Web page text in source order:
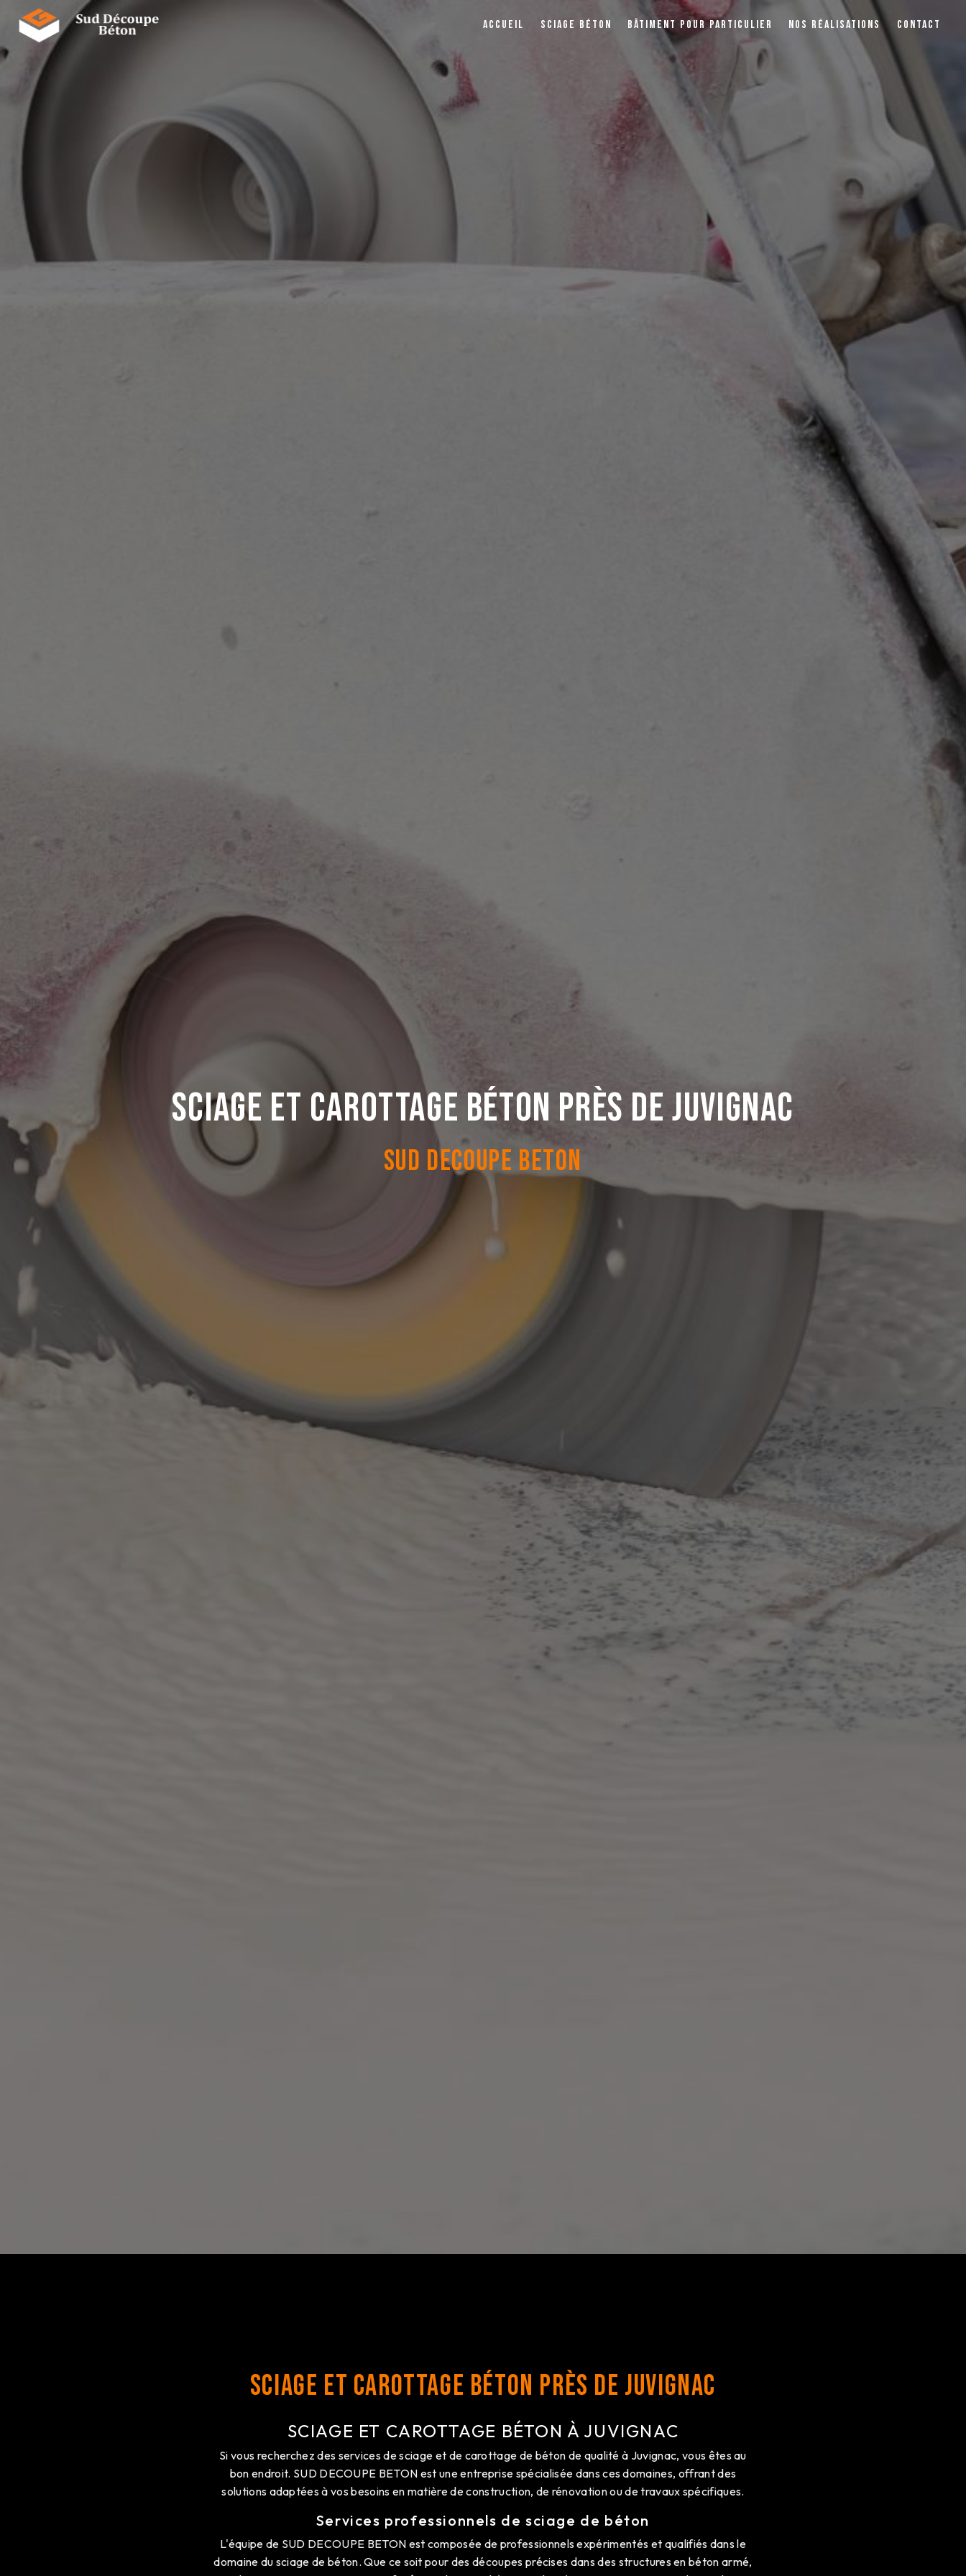
ACCUEIL SCIAGE BÉTON BÂTIMENT POUR PARTICULIER NOS RÉALISATIONS CONTACT
Sciage et carottage béton près de Juvignac
SUD DECOUPE BETON
Sciage et carottage béton près de Juvignac
SCIAGE ET CAROTTAGE BÉTON À JUVIGNAC
Si vous recherchez des services de sciage et de carottage de béton de qualité à Juvignac, vous êtes au
bon endroit. SUD DECOUPE BETON est une entreprise spécialisée dans ces domaines, offrant des
solutions adaptées à vos besoins en matière de construction, de rénovation ou de travaux spécifiques.
Services professionnels de sciage de béton
L'équipe de SUD DECOUPE BETON est composée de professionnels expérimentés et qualifiés dans le
domaine du sciage de béton. Que ce soit pour des découpes précises dans des structures en béton armé,
Panneau de gestion des cookies